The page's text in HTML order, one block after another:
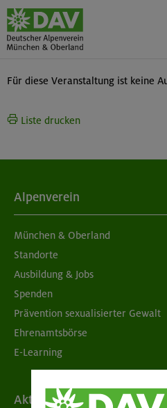
Für diese Veranstaltung ist keine
Liste drucken
Alpenverein
München & Oberland
Standorte
Ausbildung & Jobs
Spenden
Prävention sexualisierter Gewalt
Ehrenamtsbörse
E-Learning
Aktuelles